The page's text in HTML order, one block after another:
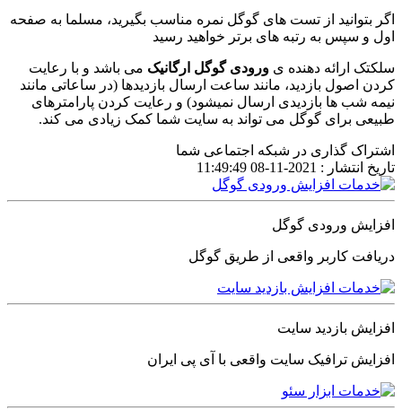
اگر بتوانید از تست های گوگل نمره مناسب بگیرید، مسلما به صفحه
اول و سپس به رتبه های برتر خواهید رسید
سلکتک ارائه دهنده ی ورودی گوگل ارگانیک می باشد و با رعایت
کردن اصول بازدید، مانند ساعت ارسال بازدیدها (در ساعاتی مانند
نیمه شب ها بازدیدی ارسال نمیشود) و رعایت کردن پارامترهای
طبیعی برای گوگل می تواند به سایت شما کمک زیادی می کند.
اشتراک گذاری در شبکه اجتماعی شما
تاریخ انتشار : 2021-11-08 11:49:49
افزایش ورودی گوگل
دریافت کاربر واقعی از طریق گوگل
افزایش بازدید سایت
افزایش ترافیک سایت واقعی با آی پی ایران